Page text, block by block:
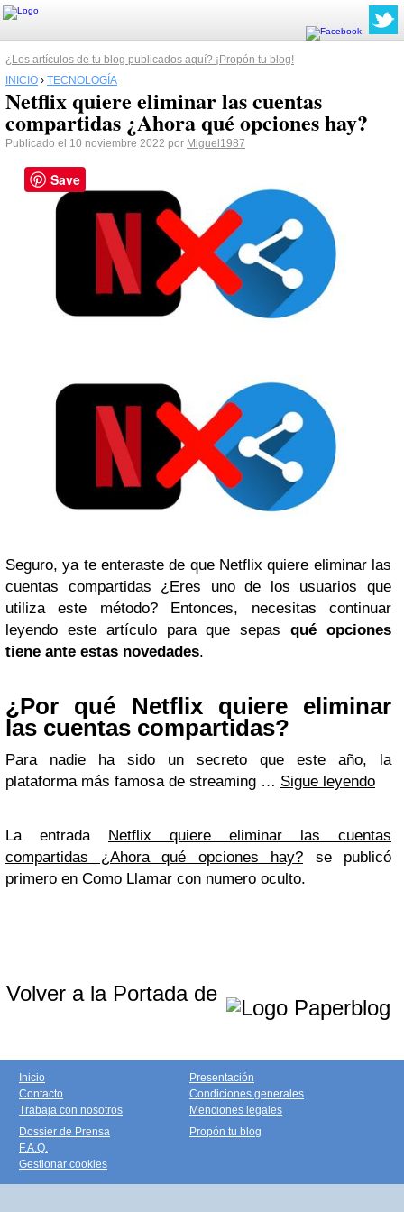
¿Los artículos de tu blog publicados aquí? ¡Propón tu blog!
INICIO › TECNOLOGÍA
Netflix quiere eliminar las cuentas
compartidas ¿Ahora qué opciones hay?
Publicado el 10 noviembre 2022 por Miguel1987
Seguro, ya te enteraste de que Netflix quiere eliminar las
cuentas compartidas ¿Eres uno de los usuarios que
utiliza este método? Entonces, necesitas continuar
leyendo este artículo para que sepasqué opciones
tiene ante estas novedades.
¿Por qué Netflix quiere eliminar
las cuentas compartidas?
Para nadie ha sido un secreto que este año, la
plataforma más famosa de streaming … Sigue leyendo
La entrada Netflix quiere eliminar las cuentas
compartidas ¿Ahora qué opciones hay? se publicó
primero en Como Llamar con numero oculto.
Volver a la Portada de
Inicio
Contacto
Trabaja con nosotros
Presentación
Condiciones generales
Menciones legales
Dossier de Prensa
F.A.Q.
Gestionar cookies
Propón tu blog
Save